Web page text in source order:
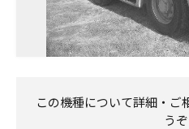
この機種について詳細・ご
うぞ